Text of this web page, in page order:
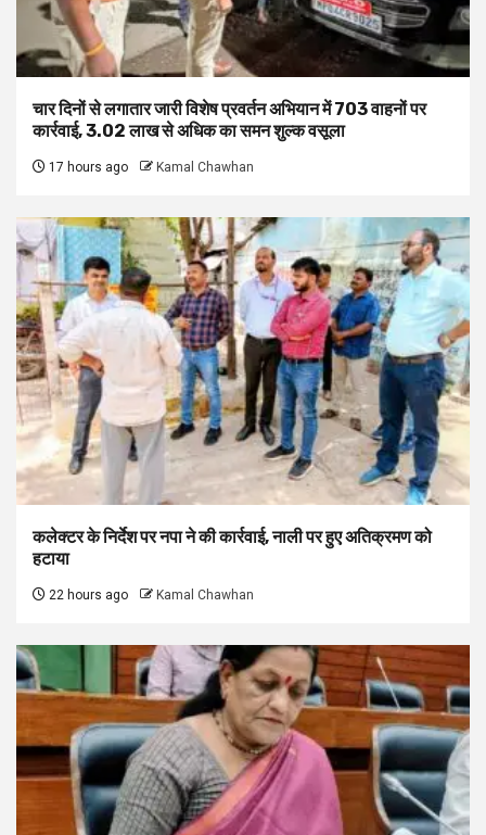
चार दिनों से लगातार जारी विशेष प्रवर्तन अभियान में 703 वाहनों पर
कार्रवाई, ₹3.02 लाख से अधिक का समन शुल्क वसूला
17 hours ago Kamal Chawhan
कलेक्टर के निर्देश पर नपा ने की कार्रवाई, नाली पर हुए अतिक्रमण को
हटाया
22 hours ago Kamal Chawhan